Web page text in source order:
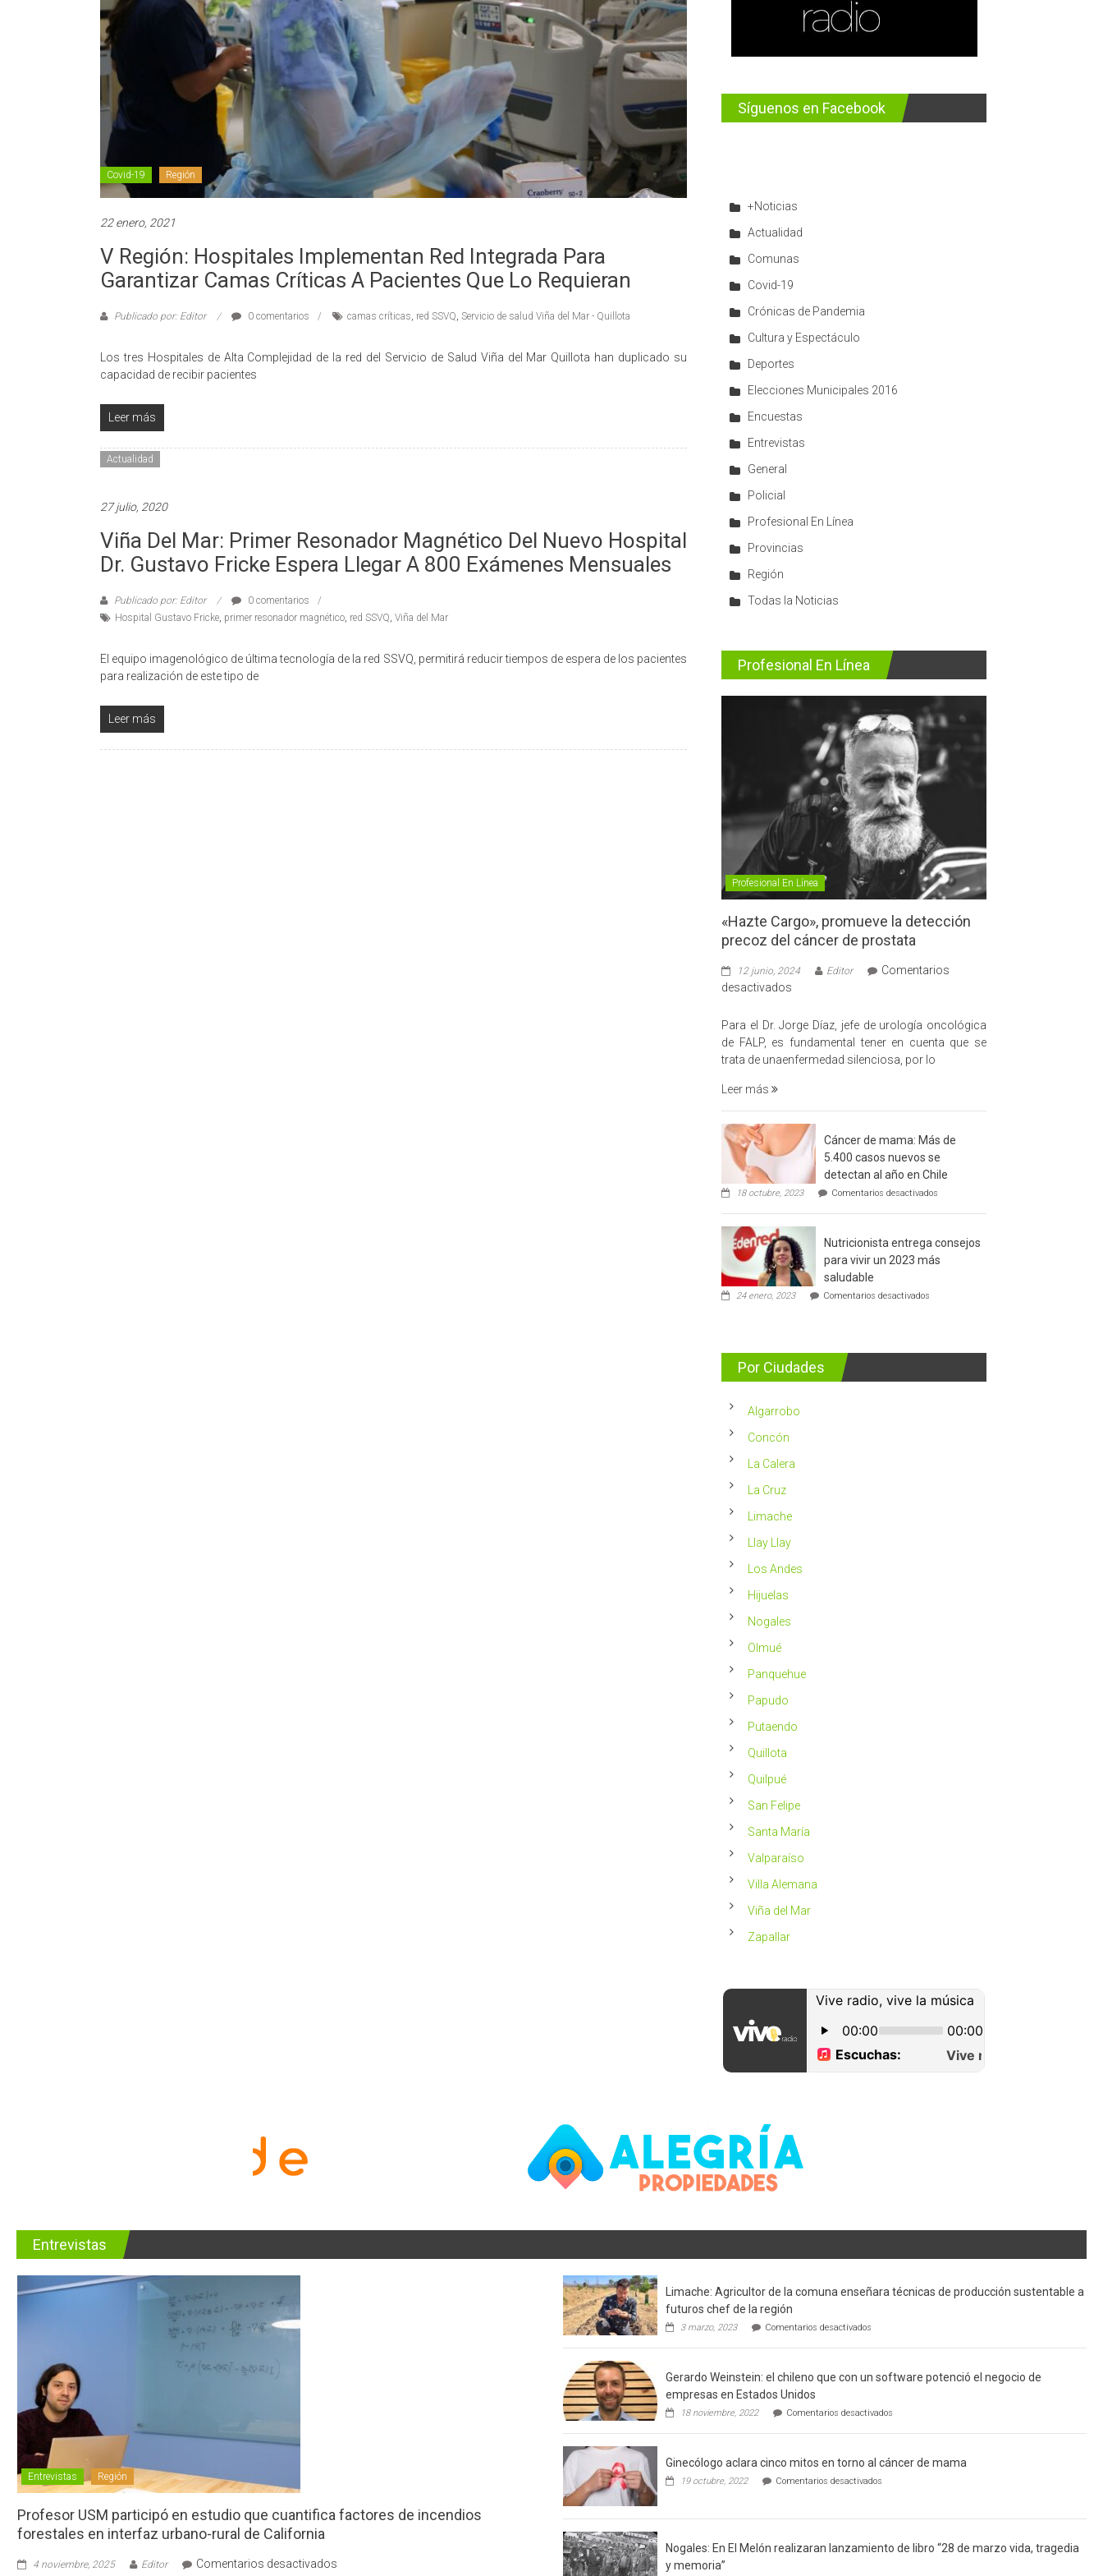
Covid-19 Región
22 enero, 2021
V Región: Hospitales Implementan Red Integrada Para
Garantizar Camas Críticas A Pacientes Que Lo Requieran
Publicado por: Editor 0 comentarios camas críticas, red SSVQ, Servicio de salud Viña del Mar - Quillota
Los tres Hospitales de Alta Complejidad de la red del Servicio de Salud Viña del Mar Quillota han duplicado su
capacidad de recibir pacientes
Leer más
Actualidad
27 julio, 2020
Viña Del Mar: Primer Resonador Magnético Del Nuevo Hospital
Dr. Gustavo Fricke Espera Llegar A 800 Exámenes Mensuales
Publicado por: Editor
0 comentarios
Hospital Gustavo Fricke, primer resonador magnético, red SSVQ, Viña del Mar
El equipo imagenológico de última tecnología de la red SSVQ, permitirá reducir tiempos de espera de los pacientes
para realización de este tipo de
Leer más
Síguenos en Facebook
+Noticias
Actualidad
Comunas
Covid-19
Crónicas de Pandemia
Cultura y Espectáculo
Deportes
Elecciones Municipales 2016
Encuestas
Entrevistas
General
Policial
Profesional En Línea
Provincias
Región
Todas la Noticias
Profesional En Línea
Profesional En Línea
«Hazte Cargo», promueve la detección
precoz del cáncer de prostata
12 junio, 2024 Editor
Comentarios
desactivados
Cargo»,
promueve
la
del
cáncer
de
prostata
Para el Dr. Jorge Díaz, jefe de urología oncológica
de FALP, es fundamental tener en cuenta que se
trata de unaenfermedad silenciosa, por lo
Leer más
Cáncer de mama: Más de
5.400 casos nuevos se
detectan al año en Chile
18 octubre, 2023 Comentarios desactivados
de
Más
Nutricionista entrega consejos
para vivir un 2023 más
saludable
24 enero, 2023 Comentarios desactivados
2023
Por Ciudades
Algarrobo
Concón
La Calera
La Cruz
Limache
Llay Llay
Los Andes
Hijuelas
Nogales
Olmué
Panquehue
Papudo
Putaendo
Quillota
Quilpué
San Felipe
Santa María
Valparaíso
Villa Alemana
Viña del Mar
Zapallar
Entrevistas
Entrevistas Región
Profesor USM participó en estudio que cuantifica factores de incendios
forestales en interfaz urbano-rural de California
4 noviembre, 2025 Editor Comentarios desactivadosen
Limache: Agricultor de la comuna enseñara técnicas de producción sustentable a
futuros chef de la región
3 marzo, 2023 Comentarios desactivadosen
Agricultor
la
técnicas
a
futuros
la
Gerardo Weinstein: el chileno que con un software potenció el negocio de
empresas en Estados Unidos
18 noviembre, 2022 Comentarios desactivadosen
Weinstein:
chileno
negocio
Ginecólogo aclara cinco mitos en torno al cáncer de mama
19 octubre, 2022 Comentarios desactivadosen
cinco
en
Nogales: En El Melón realizaran lanzamiento de libro “28 de marzo vida, tragedia
y memoria”